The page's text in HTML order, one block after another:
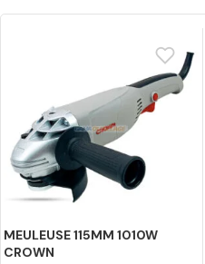
MEULEUSE 115MM 1010W
CROWN